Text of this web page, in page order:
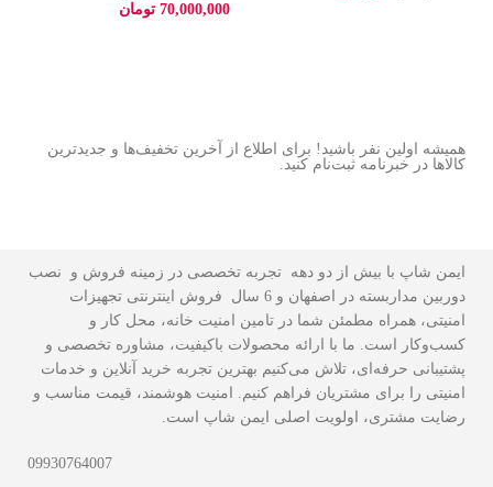
70,000,000 تومان
همیشه اولین نفر باشید! برای اطلاع از آخرین تخفیف‌ها و جدیدترین
کالاها در خبرنامه ثبت‌نام کنید.
ایمن شاپ با بیش از دو دهه تجربه تخصصی در زمینه فروش و نصب
دوربین مداربسته در اصفهان و 6 سال فروش اینترنتی تجهیزات
امنیتی، همراه مطمئن شما در تامین امنیت خانه، محل کار و
کسب‌وکار است. ما با ارائه محصولات باکیفیت، مشاوره تخصصی و
پشتیبانی حرفه‌ای، تلاش می‌کنیم بهترین تجربه خرید آنلاین و خدمات
امنیتی را برای مشتریان فراهم کنیم. امنیت هوشمند، قیمت مناسب و
رضایت مشتری، اولویت اصلی ایمن شاپ است.
09930764007